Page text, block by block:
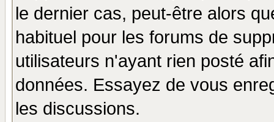
le dernier cas, peut-être alors
habituel pour les forums de
utilisateurs n'ayant rien posté
données. Essayez de vous
les discussions.